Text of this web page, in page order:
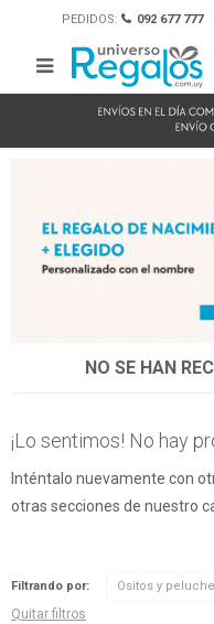
PEDIDOS: 092 677 777

NO SE HAN
¡Lo sentimos! No hay
Inténtalo nuevamente con
otras secciones de nuestro
Filtrando por: Ositos y
Quitar filtros